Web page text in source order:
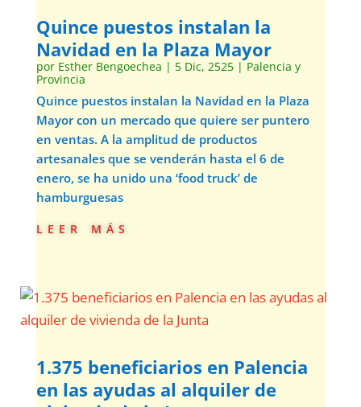
Quince puestos instalan la
Navidad en la Plaza Mayor
por Esther Bengoechea | 5 Dic, 2525| Palencia y
Provincia
Quince puestos instalan la Navidad en la Plaza
Mayor con un mercado que quiere ser puntero
en ventas. A la amplitud de productos
artesanales que se venderán hasta el 6 de
enero, se ha unido una ‘food truck’ de
hamburguesas
leer más
1.375 beneficiarios en Palencia
en las ayudas al alquiler de